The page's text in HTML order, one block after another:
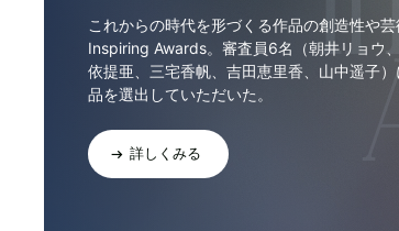
これからの時代を形づくる作品の創造性や
Inspiring Awards。審査員6名（朝井リョウ
依提亜、三宅香帆、吉田恵里香、山中遥子
品を選出していただいた。
詳しくみる